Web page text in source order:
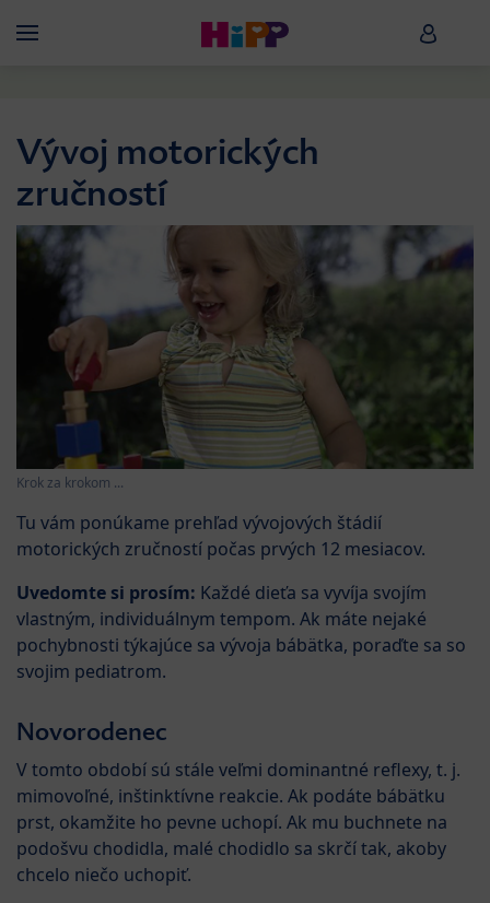
Menü HiPP
Vývoj motorických
zručností
Krok za krokom ...
Tu vám ponúkame prehľad vývojových štádií
motorických zručností počas prvých 12 mesiacov.
Uvedomte si prosím: Každé dieťa sa vyvíja svojím
vlastným, individuálnym tempom. Ak máte nejaké
pochybnosti týkajúce sa vývoja bábätka, poraďte sa so
svojim pediatrom.
Novorodenec
V tomto období sú stále veľmi dominantné reflexy, t. j.
mimovoľné, inštinktívne reakcie. Ak podáte bábätku
prst, okamžite ho pevne uchopí. Ak mu buchnete na
podošvu chodidla, malé chodidlo sa skrčí tak, akoby
chcelo niečo uchopiť.